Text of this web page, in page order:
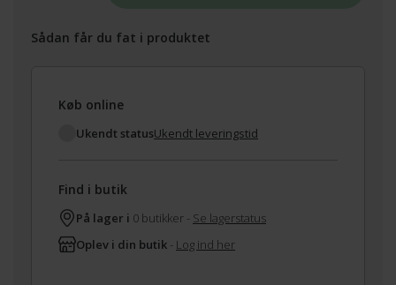
Sådan får du fat i produktet
Køb online
Ukendt statusUkendt leveringstid
Find i butik
På lager i 0 butikker - Se lagerstatus
Oplev i din butik - Log ind her